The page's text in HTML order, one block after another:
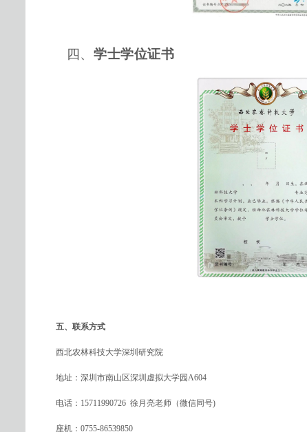
四、学士学位证书
五、 联系方式
西北农林科技大学深圳研究院
地址：深圳市南山区深圳虚拟大学园A604
电话：15711990726 徐月亮老师（微信同号)
座机：0755-86539850